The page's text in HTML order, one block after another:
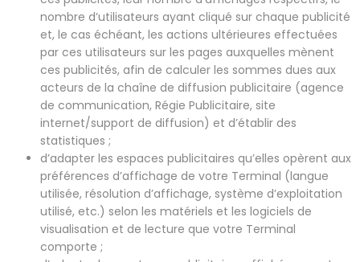
nombre d’utilisateurs ayant cliqué sur chaque publicité
et, le cas échéant, les actions ultérieures effectuées
par ces utilisateurs sur les pages auxquelles mènent
ces publicités, afin de calculer les sommes dues aux
acteurs de la chaîne de diffusion publicitaire (agence
de communication, Régie Publicitaire, site
internet/support de diffusion) et d’établir des
statistiques ;
d’adapter les espaces publicitaires qu’elles opèrent aux
préférences d’affichage de votre Terminal (langue
utilisée, résolution d’affichage, système d’exploitation
utilisé, etc.) selon les matériels et les logiciels de
visualisation et de lecture que votre Terminal
comporte ;